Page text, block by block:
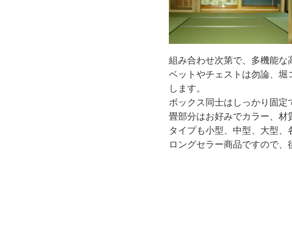
組み合わせ次第で、多機能な
ベットやチェストは勿論、堀
します。
ボックス同士はしっかり固
畳部分はお好みでカラー、材
タイプも小型、中型、大型、
ロングセラー商品ですので、